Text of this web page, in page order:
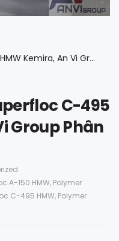
Polymer Cation Superfloc C-495 HMW Kemira, An Vi Group Phân Phối
C-495
Group Phân
A-150 HMW, Polymer
C-495 HMW, Polymer